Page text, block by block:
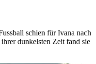
schien für Ivana nach
dunkelsten Zeit fand sie